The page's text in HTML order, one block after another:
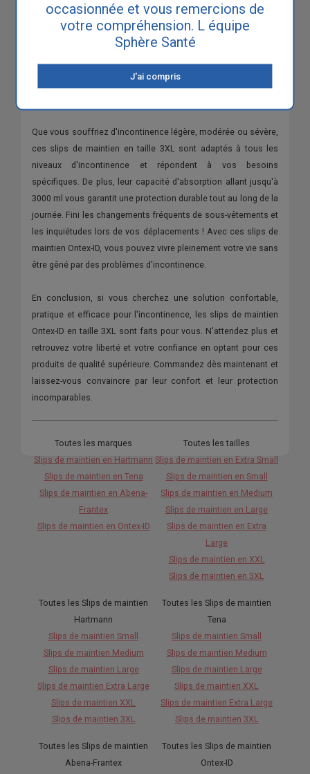
En tant que leader mondial dans le domaine de l'incontinence,
Ontex-ID s'engage à offrir des produits de qualité à ses clients.
Ces slips de maintien sont soumis à des contrôles de qualité
stricts et sont certifiés ISO 9001 et ISO 13485. Vous pouvez
Que vous souffriez d'incontinence légère, modérée ou sévère,
ces slips de maintien en taille 3XL sont adaptés à tous les
niveaux d'incontinence et répondent à vos besoins
spécifiques. De plus, leur capacité d'absorption allant jusqu'à
3000 ml vous garantit une protection durable tout au long de la
journée. Fini les changements fréquents de sous-vêtements et
les inquiétudes lors de vos déplacements ! Avec ces slips de
maintien Ontex-ID, vous pouvez vivre pleinement votre vie sans
être gêné par des problèmes d'incontinence.
En conclusion, si vous cherchez une solution confortable,
pratique et efficace pour l'incontinence, les slips de maintien
Ontex-ID en taille 3XL sont faits pour vous. N'attendez plus et
retrouvez votre liberté et votre confiance en optant pour ces
produits de qualité supérieure. Commandez dès maintenant et
laissez-vous convaincre par leur confort et leur protection
incomparables.
Toutes les marques
Slips de maintien en Hartmann
Slips de maintien en Tena
Slips de maintien en Abena-
Frantex
Slips de maintien en Ontex-ID
Toutes les tailles
Slips de maintien en Extra Small
Slips de maintien en Small
Slips de maintien en Medium
Slips de maintien en Large
Slips de maintien en Extra
Large
Slips de maintien en XXL
Slips de maintien en 3XL
Toutes les Slips de maintien
Hartmann
Slips de maintien Small
Slips de maintien Medium
Slips de maintien Large
Slips de maintien Extra Large
Slips de maintien XXL
Slips de maintien 3XL
Toutes les Slips de maintien
Tena
Slips de maintien Small
Slips de maintien Medium
Slips de maintien Large
Slips de maintien XXL
Slips de maintien Extra Large
Slips de maintien 3XL
Toutes les Slips de maintien
Abena-Frantex
Toutes les Slips de maintien
Ontex-ID
occasionnée et vous remercions de
votre compréhension. L équipe
Sphère Santé
J'ai compris